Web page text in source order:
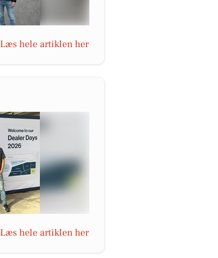
Læs hele artiklen her
Læs hele artiklen her